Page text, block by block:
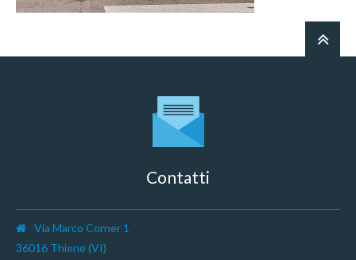
Contatti
Via Marco Corner 1
36016 Thiene (VI)